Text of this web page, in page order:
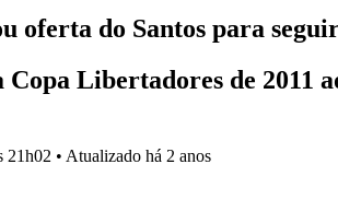
oferta do Santos para
Libertadores de 2011
21h02 • Atualizado há 2 anos